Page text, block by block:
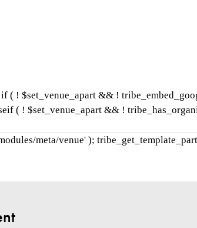
( ! $set_venue_apart && !
( ! $set_venue_apart && !
meta/venue' );